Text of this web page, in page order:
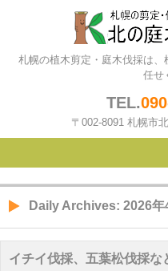
北の庭木専門
札幌の植木剪定・庭木伐採は
任せ
TEL.
〒002-8091 札幌市
Daily Archives: 2026年
イチイ伐採、五葉松伐採な